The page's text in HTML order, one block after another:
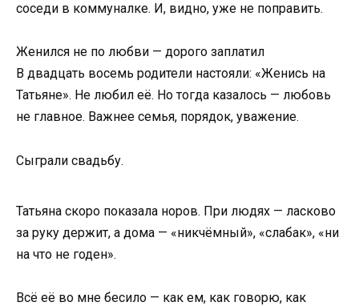
соседи в коммуналке. И, видно, уже не поправить.
Женился не по любви — дорого заплатил
В двадцать восемь родители настояли: «Женись на
Татьяне». Не любил её. Но тогда казалось — любовь
не главное. Важнее семья, порядок, уважение.
Сыграли свадьбу.
Татьяна скоро показала норов. При людях — ласково
за руку держит, а дома — «никчёмный», «слабак», «ни
на что не годен».
Всё её во мне бесило — как ем, как говорю, как